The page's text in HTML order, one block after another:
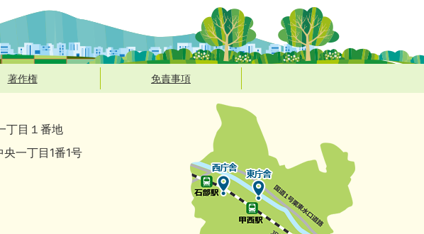
著作権 免責事項
丁目１番地
一丁目1番1号